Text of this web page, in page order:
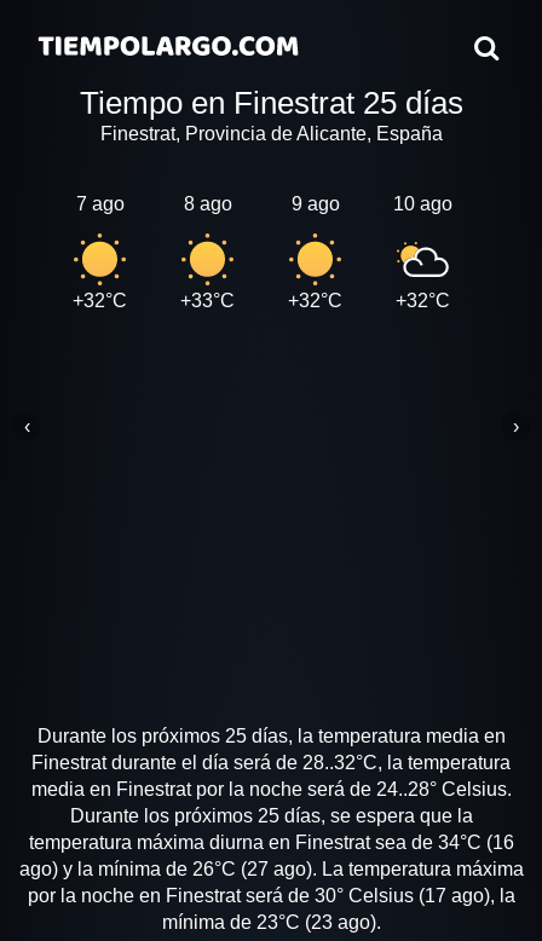
Tiempo en Finestrat 25 días
Finestrat, Provincia de Alicante, España
7 ago
+32°C
8 ago
+33°C
9 ago
+32°C
10 ago
+32°C
‹ ›
Durante los próximos 25 días, la temperatura media en
Finestrat durante el día será de 28..32°C, la temperatura
media en Finestrat por la noche será de 24..28° Celsius.
Durante los próximos 25 días, se espera que la
temperatura máxima diurna en Finestrat sea de 34°C (16
ago) y la mínima de 26°C (27 ago). La temperatura máxima
por la noche en Finestrat será de 30° Celsius (17 ago), la
mínima de 23°C (23 ago).